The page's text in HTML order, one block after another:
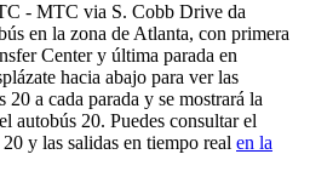
- MTC via S. Cobb Drive da
en la zona de Atlanta, con primera
Center y última parada en
hacia abajo para ver las
a cada parada y se mostrará la
autobús 20. Puedes consultar el
y las salidas en tiempo real en la